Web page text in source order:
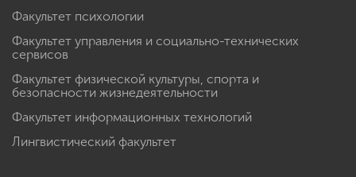
Факультет психологии
Факультет управления и социально-технических
сервисов
Факультет физической культуры, спорта и
безопасности жизнедеятельности
Факультет информационных технологий
Лингвистический факультет